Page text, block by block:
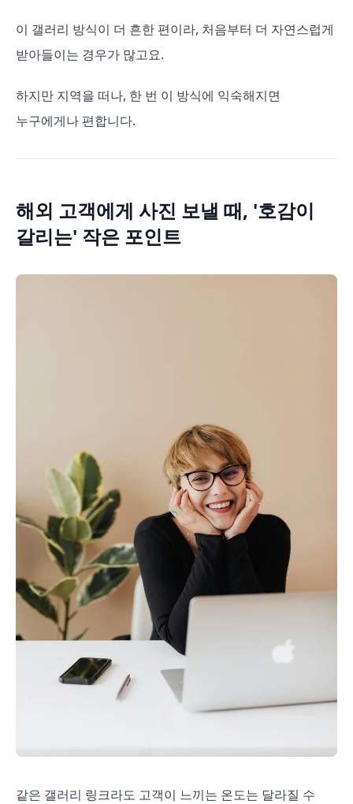
이 갤러리 방식이 더 흔한 편이라, 처음부터 더 자연스럽게
받아들이는 경우가 많고요.
하지만 지역을 떠나, 한 번 이 방식에 익숙해지면
누구에게나 편합니다.
해외 고객에게 사진 보낼 때, '호감이
갈리는' 작은 포인트
같은 갤러리 링크라도 고객이 느끼는 온도는 달라질 수